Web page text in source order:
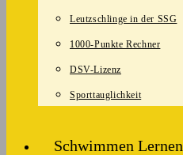
Leutzschlinge in der SSG
1000-Punkte Rechner
DSV-Lizenz
Sporttauglichkeit
Schwimmen Lernen